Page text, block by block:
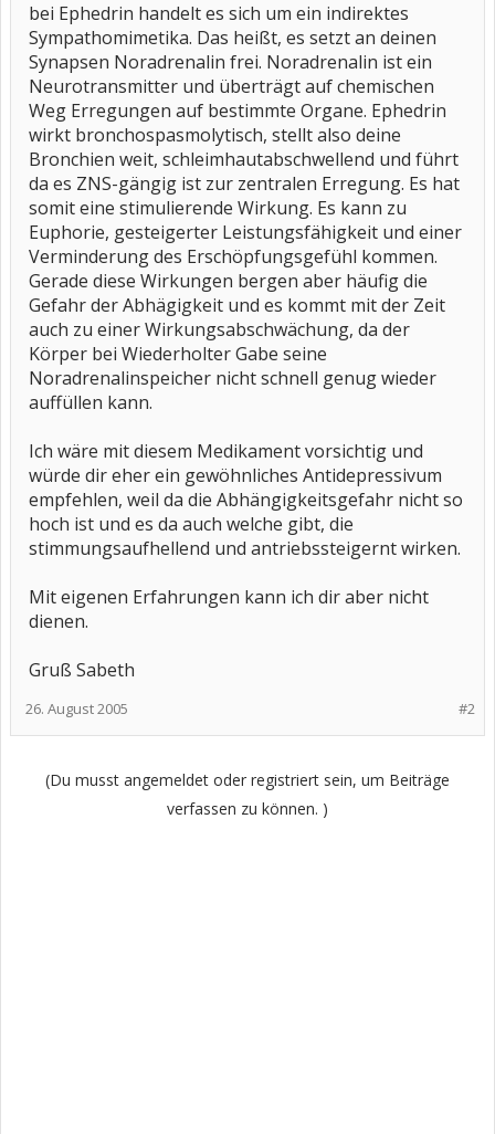
bei Ephedrin handelt es sich um ein indirektes
Sympathomimetika. Das heißt, es setzt an deinen
Synapsen Noradrenalin frei. Noradrenalin ist ein
Neurotransmitter und überträgt auf chemischen
Weg Erregungen auf bestimmte Organe. Ephedrin
wirkt bronchospasmolytisch, stellt also deine
Bronchien weit, schleimhautabschwellend und führt
da es ZNS-gängig ist zur zentralen Erregung. Es hat
somit eine stimulierende Wirkung. Es kann zu
Euphorie, gesteigerter Leistungsfähigkeit und einer
Verminderung des Erschöpfungsgefühl kommen.
Gerade diese Wirkungen bergen aber häufig die
Gefahr der Abhägigkeit und es kommt mit der Zeit
auch zu einer Wirkungsabschwächung, da der
Körper bei Wiederholter Gabe seine
Noradrenalinspeicher nicht schnell genug wieder
auffüllen kann.
Ich wäre mit diesem Medikament vorsichtig und
würde dir eher ein gewöhnliches Antidepressivum
empfehlen, weil da die Abhängigkeitsgefahr nicht so
hoch ist und es da auch welche gibt, die
stimmungsaufhellend und antriebssteigernt wirken.
Mit eigenen Erfahrungen kann ich dir aber nicht
dienen.
Gruß Sabeth
#2
26. August 2005
(Du musst angemeldet oder registriert sein, um Beiträge
verfassen zu können. )